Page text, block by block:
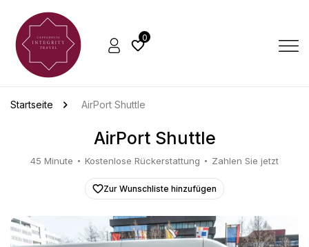
0
Startseite AirPort Shuttle
AirPort Shuttle
45 Minute Kostenlose Rückerstattung Zahlen Sie jetzt
Zur Wunschliste hinzufügen